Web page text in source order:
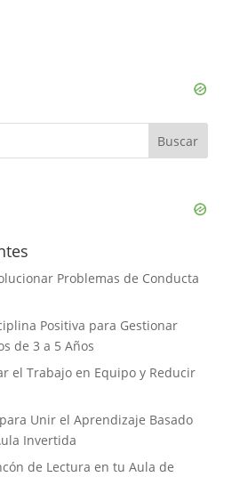
Problemas de Conducta
Positiva para Gestionar
de 3 a 5 Años
el Trabajo en Equipo y Reducir
Unir el Aprendizaje Basado
Invertida
de Lectura en tu Aula de